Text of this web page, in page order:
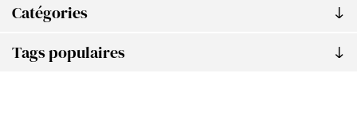
Catégories
Tags populaires